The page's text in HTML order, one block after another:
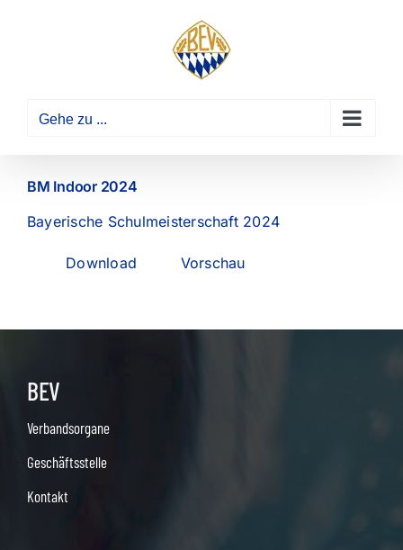
Gehe zu ...
BM Indoor 2024
Bayerische Schulmeisterschaft 2024
Download Vorschau
BEV
Verbandsorgane
Geschäftsstelle
Kontakt